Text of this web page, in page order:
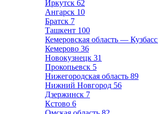
Иркутск 62
Ангарск 10
Братск 7
Ташкент 100
Кемеровская область — Кузбасс
Кемерово 36
Новокузнецк 31
Прокопьевск 5
Нижегородская область 89
Нижний Новгород 56
Дзержинск 7
Кстово 6